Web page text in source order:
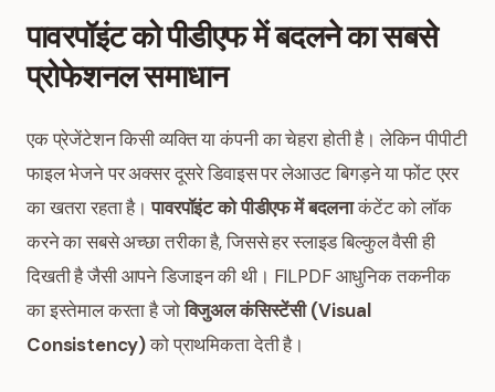
पावरपॉइंट को पीडीएफ में बदलने का सबसे
प्रोफेशनल समाधान
एक प्रेजेंटेशन किसी व्यक्ति या कंपनी का चेहरा होती है। लेकिन पीपीटी
फाइल भेजने पर अक्सर दूसरे डिवाइस पर लेआउट बिगड़ने या फोंट एरर
का खतरा रहता है।पावरपॉइंट को पीडीएफ में बदलनाकंटेंट को लॉक
करने का सबसे अच्छा तरीका है, जिससे हर स्लाइड बिल्कुल वैसी ही
दिखती है जैसी आपने डिजाइन की थी। FILPDF आधुनिक तकनीक
का इस्तेमाल करता है जोविजुअल कंसिस्टेंसी (Visual
Consistency)को प्राथमिकता देती है।